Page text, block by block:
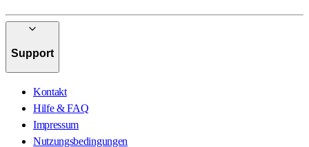
Support
Kontakt
Hilfe & FAQ
Impressum
Nutzungsbedingungen